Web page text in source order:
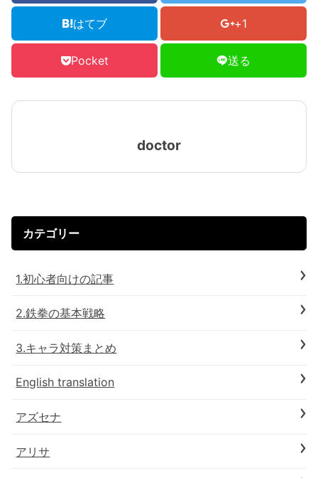
はてブ +1
Pocket 送る
doctor
カテゴリー
1.初心者向けの記事
2.鉄拳の基本戦略
3.キャラ対策まとめ
English translation
アズセナ
アリサ